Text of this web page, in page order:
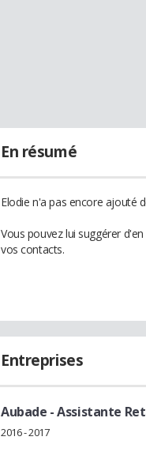
En résumé
Elodie n'a pas encore ajouté
Vous pouvez lui suggérer
vos contacts.
Entreprises
Aubade - Assistante
2016 - 2017